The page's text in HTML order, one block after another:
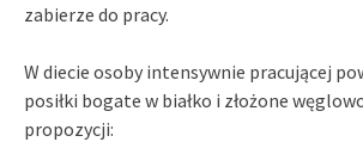
zabierze do pracy.
W diecie osoby intensywnie pracującej
posiłki bogate w białko i złożone
propozycji: